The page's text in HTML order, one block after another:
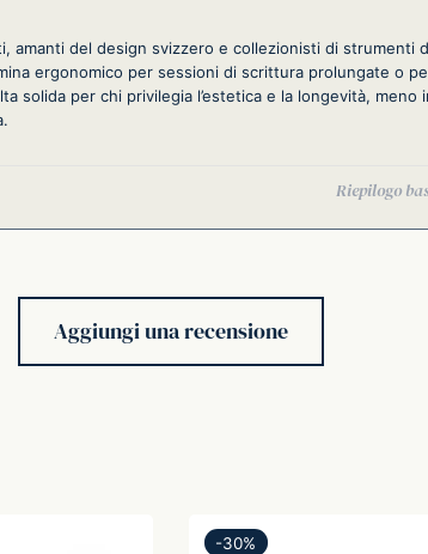
amanti del design svizzero e collezionisti di strumenti
ergonomico per sessioni di scrittura prolungate o
solida per chi privilegia l’estetica e la longevità, meno
Aggiungi una recensione
-30%